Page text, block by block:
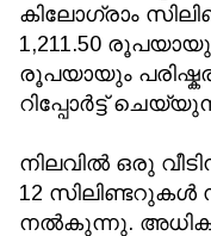
കിലോഗ്രാം
1,211.50
രൂപയായും
റിപ്പോർട്ട്
നിലവിൽ ഒരു
12
നൽകുന്നു.